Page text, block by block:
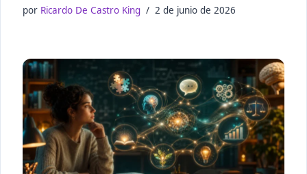
por Ricardo De Castro King 2 de junio de 2026